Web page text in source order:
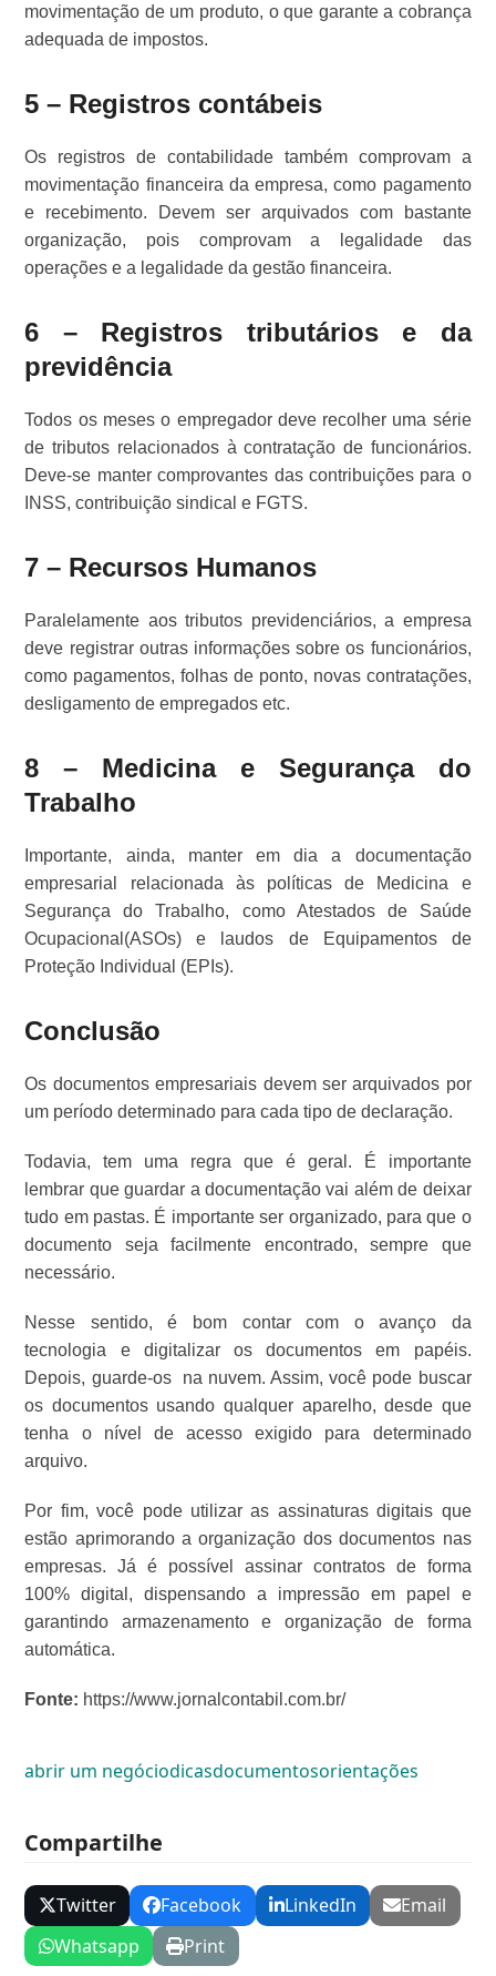
movimentação de um produto, o que garante a cobrança
adequada de impostos.
5 – Registros contábeis
Os registros de contabilidade também comprovam a
movimentação financeira da empresa, como pagamento
e recebimento. Devem ser arquivados com bastante
organização, pois comprovam a legalidade das
operações e a legalidade da gestão financeira.
6 – Registros tributários e da
previdência
Todos os meses o empregador deve recolher uma série
de tributos relacionados à contratação de funcionários.
Deve-se manter comprovantes das contribuições para o
INSS, contribuição sindical e FGTS.
7 – Recursos Humanos
Paralelamente aos tributos previdenciários, a empresa
deve registrar outras informações sobre os funcionários,
como pagamentos, folhas de ponto, novas contratações,
desligamento de empregados etc.
8 – Medicina e Segurança do
Trabalho
Importante, ainda, manter em dia a documentação
empresarial relacionada às políticas de Medicina e
Segurança do Trabalho, como Atestados de Saúde
Ocupacional(ASOs) e laudos de Equipamentos de
Proteção Individual (EPIs).
Conclusão
Os documentos empresariais devem ser arquivados por
um período determinado para cada tipo de declaração.
Todavia, tem uma regra que é geral. É importante
lembrar que guardar a documentação vai além de deixar
tudo em pastas. É importante ser organizado, para que o
documento seja facilmente encontrado, sempre que
necessário.
Nesse sentido, é bom contar com o avanço da
tecnologia e digitalizar os documentos em papéis.
Depois, guarde-os na nuvem. Assim, você pode buscar
os documentos usando qualquer aparelho, desde que
tenha o nível de acesso exigido para determinado
arquivo.
Por fim, você pode utilizar as assinaturas digitais que
estão aprimorando a organização dos documentos nas
empresas. Já é possível assinar contratos de forma
100% digital, dispensando a impressão em papel e
garantindo armazenamento e organização de forma
automática.
Fonte: https://www.jornalcontabil.com.br/
abrir um negóciodicasdocumentosorientações
Compartilhe
Twitter Facebook LinkedIn
Email
Whatsapp
Print